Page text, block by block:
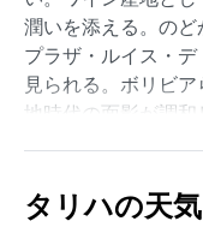
潤いを添える。の
プラザ・ルイス・
見られる。ボリビ
地時代の面影が調和
気候はケッペンの
月）は日中の最高
タリハの天